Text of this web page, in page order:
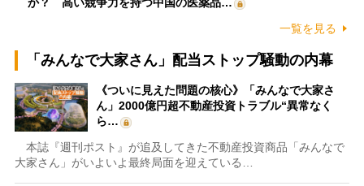
一覧を見る
「みんなで大家さん」配当ストップ騒動の内幕
《ついに見えた問題の核心》「みんなで大家さ
ん」2000億円超不動産投資トラブル“異常なく
ら…
本誌『週刊ポスト』が追及してきた不動産投資商品「みんなで
大家さん」がいよいよ最終局面を迎えている…